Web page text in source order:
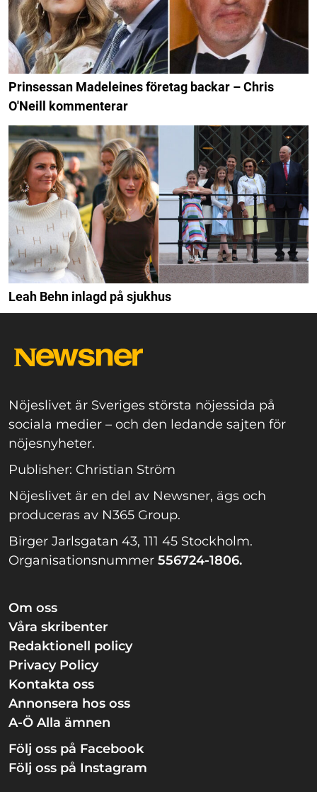
Prinsessan Madeleines företag backar – Chris
O'Neill kommenterar
Leah Behn inlagd på sjukhus
Nöjeslivet är Sveriges största nöjessida på
sociala medier – och den ledande sajten för
nöjesnyheter.
Publisher: Christian Ström
Nöjeslivet är en del av Newsner, ägs och
produceras av N365 Group.
Birger Jarlsgatan 43, 111 45 Stockholm.
Organisationsnummer 556724-1806.
Om oss
Våra skribenter
Redaktionell policy
Privacy Policy
Kontakta oss
Annonsera hos oss
A-Ö Alla ämnen
Följ oss på Facebook
Följ oss på Instagram